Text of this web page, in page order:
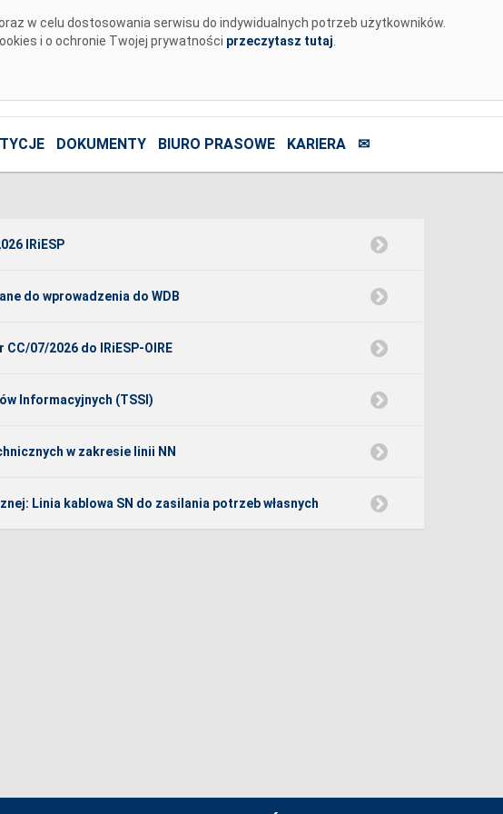
w celu dostosowania serwisu do indywidualnych potrzeb użytkowników.
i o ochronie Twojej prywatności przeczytasz tutaj
DOKUMENTY BIURO PRASOWE KARIERA ✉
IRiESP
do wprowadzenia do WDB
07/2026 do IRiESP-OIRE
Informacyjnych (TSSI)
w zakresie linii NN
Linia kablowa SN do zasilania potrzeb własnych